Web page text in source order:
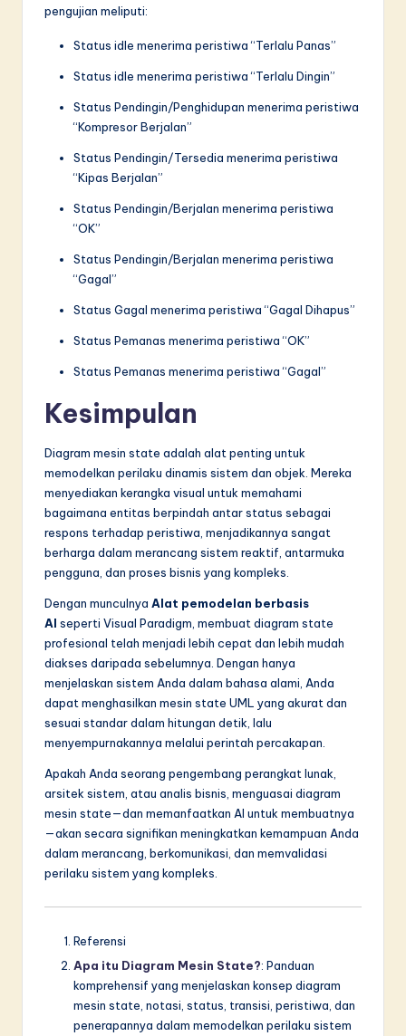
pengujian meliputi:
Status idle menerima peristiwa “Terlalu Panas”
Status idle menerima peristiwa “Terlalu Dingin”
Status Pendingin/Penghidupan menerima peristiwa
“Kompresor Berjalan”
Status Pendingin/Tersedia menerima peristiwa
“Kipas Berjalan”
Status Pendingin/Berjalan menerima peristiwa
“OK”
Status Pendingin/Berjalan menerima peristiwa
“Gagal”
Status Gagal menerima peristiwa “Gagal Dihapus”
Status Pemanas menerima peristiwa “OK”
Status Pemanas menerima peristiwa “Gagal”
Kesimpulan
Diagram mesin state adalah alat penting untuk
memodelkan perilaku dinamis sistem dan objek. Mereka
menyediakan kerangka visual untuk memahami
bagaimana entitas berpindah antar status sebagai
respons terhadap peristiwa, menjadikannya sangat
berharga dalam merancang sistem reaktif, antarmuka
pengguna, dan proses bisnis yang kompleks.
Dengan munculnya Alat pemodelan berbasis
AI seperti Visual Paradigm, membuat diagram state
profesional telah menjadi lebih cepat dan lebih mudah
diakses daripada sebelumnya. Dengan hanya
menjelaskan sistem Anda dalam bahasa alami, Anda
dapat menghasilkan mesin state UML yang akurat dan
sesuai standar dalam hitungan detik, lalu
menyempurnakannya melalui perintah percakapan.
Apakah Anda seorang pengembang perangkat lunak,
arsitek sistem, atau analis bisnis, menguasai diagram
mesin state—dan memanfaatkan AI untuk membuatnya
—akan secara signifikan meningkatkan kemampuan Anda
dalam merancang, berkomunikasi, dan memvalidasi
perilaku sistem yang kompleks.
Referensi
Apa itu Diagram Mesin State?: Panduan
komprehensif yang menjelaskan konsep diagram
mesin state, notasi, status, transisi, peristiwa, dan
penerapannya dalam memodelkan perilaku sistem